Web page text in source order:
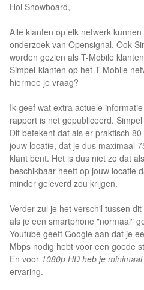
Hoi Snowboard,
Alle klanten op elk netwerk
onderzoek van Opensignal. Ook
worden gezien als T-Mobile
Simpel-klanten op het T-Mobile
hiermee je vraag?
Ik geef wat extra actuele
rapport is net gepubliceerd.
Dit betekent dat als er praktisch
jouw locatie, dat je dus maximaal
klant bent. Het is dus niet zo dat
beschikbaar heeft op jouw locatie
minder geleverd zou krijgen.
Verder zul je het verschil tussen
als je een smartphone "normaal"
Youtube geeft Google aan dat je
Mbps nodig hebt voor een goede
En voor 1080p HD heb je
ervaring.